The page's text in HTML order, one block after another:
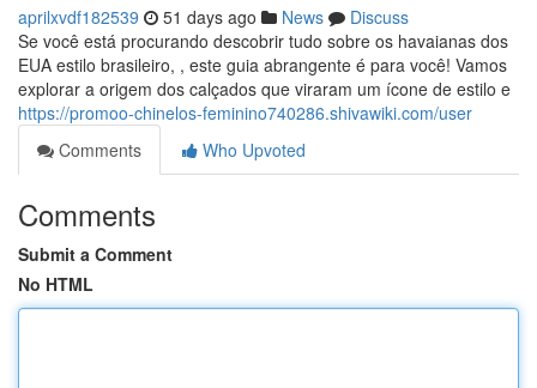
aprilxvdf182539 51 days ago News
Discuss
Se você está procurando descobrir tudo sobre os havaianas dos
EUA estilo brasileiro, , este guia abrangente é para você! Vamos
explorar a origem dos calçados que viraram um ícone de estilo e
https://promoo-chinelos-feminino740286.shivawiki.com/user
Comments
Who Upvoted
Comments
Submit a Comment
No HTML